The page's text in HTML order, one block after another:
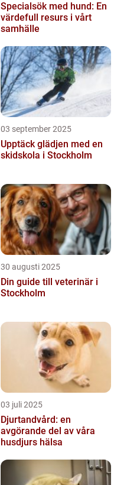
Specialsök med hund: En
värdefull resurs i vårt
samhälle
03 september 2025
Upptäck glädjen med en
skidskola i Stockholm
30 augusti 2025
Din guide till veterinär i
Stockholm
03 juli 2025
Djurtandvård: en
avgörande del av våra
husdjurs hälsa